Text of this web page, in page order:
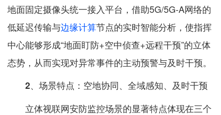
地面固定摄像头统一接入平台，借助5G/5G-A网络的
低延迟传输与边缘计算节点的实时智能分析，使指挥
中心能够形成“地面盯防+空中侦查+远程干预”的立体
态势，从而实现对异常事件的主动预警与及时干预。
2、场景特点：空地协同、全域感知、及时干预
立体视联网安防监控场景的显著特点体现在三个